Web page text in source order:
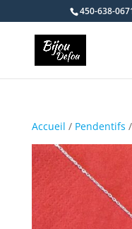
450-638-
Accueil / Pendentifs